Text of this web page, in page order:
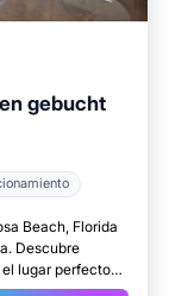
gebucht
Beach, Florida
Descubre
lugar perfecto